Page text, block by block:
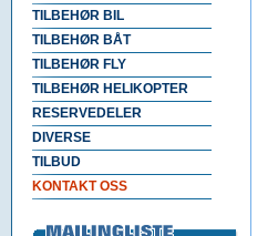
TILBEHØR BIL
TILBEHØR BÅT
TILBEHØR FLY
TILBEHØR HELIKOPTER
RESERVEDELER
DIVERSE
TILBUD
KONTAKT OSS